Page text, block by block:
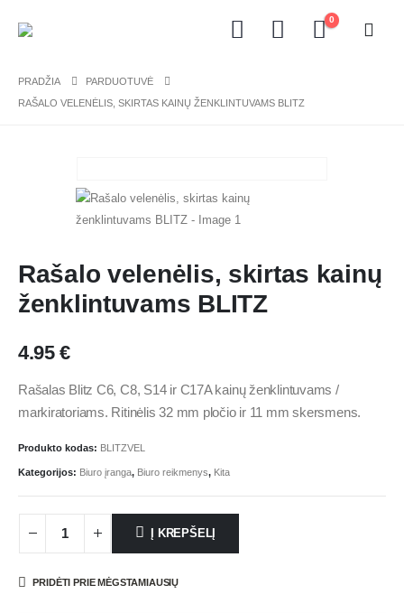
0
PRADŽIA
PARDUOTUVĖ
RAŠALO VELENĖLIS, SKIRTAS KAINŲ ŽENKLINTUVAMS BLITZ
Rašalo velenėlis, skirtas kainų
ženklintuvams BLITZ
4.95 €
Rašalas Blitz C6, C8, S14 ir C17A kainų ženklintuvams /
markiratoriams. Ritinėlis 32 mm pločio ir 11 mm skersmens.
Produkto kodas: BLITZVEL
Kategorijos: Biuro įranga, Biuro reikmenys, Kita
Į KREPŠELĮ
PRIDĖTI PRIE MĖGSTAMIAUSIŲ